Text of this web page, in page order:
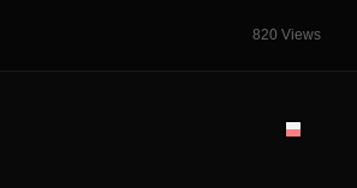
820 Views